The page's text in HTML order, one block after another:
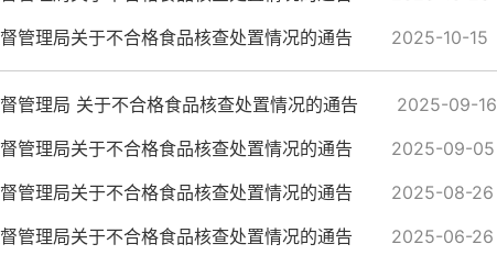
管理局关于不合格食品核查处置情况的通告
2025-10-15
管理局 关于不合格食品核查处置情况的通告
2025-09-16
管理局关于不合格食品核查处置情况的通告
2025-09-05
管理局关于不合格食品核查处置情况的通告
2025-08-26
管理局关于不合格食品核查处置情况的通告
2025-06-26